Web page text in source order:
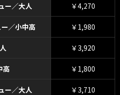
ー／大人 ￥4,270
／小中高 ￥1,980
￥3,920
高 ￥1,800
ー／大人 ￥3,710